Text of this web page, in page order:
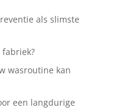
als slimste
fabriek?
wasroutine kan
een langdurige